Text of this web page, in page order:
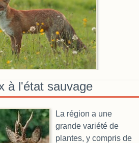
à l'état sauvage
La région a une
grande variété de
plantes, y compris de